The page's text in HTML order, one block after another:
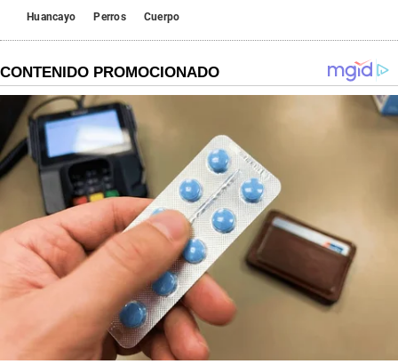
Huancayo Perros Cuerpo